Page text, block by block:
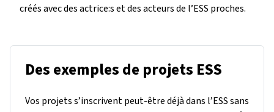
créés avec des actrice:s et des acteurs de l’ESS proches.
Des exemples de projets ESS
Vos projets s’inscrivent peut-être déjà dans l’ESS sans